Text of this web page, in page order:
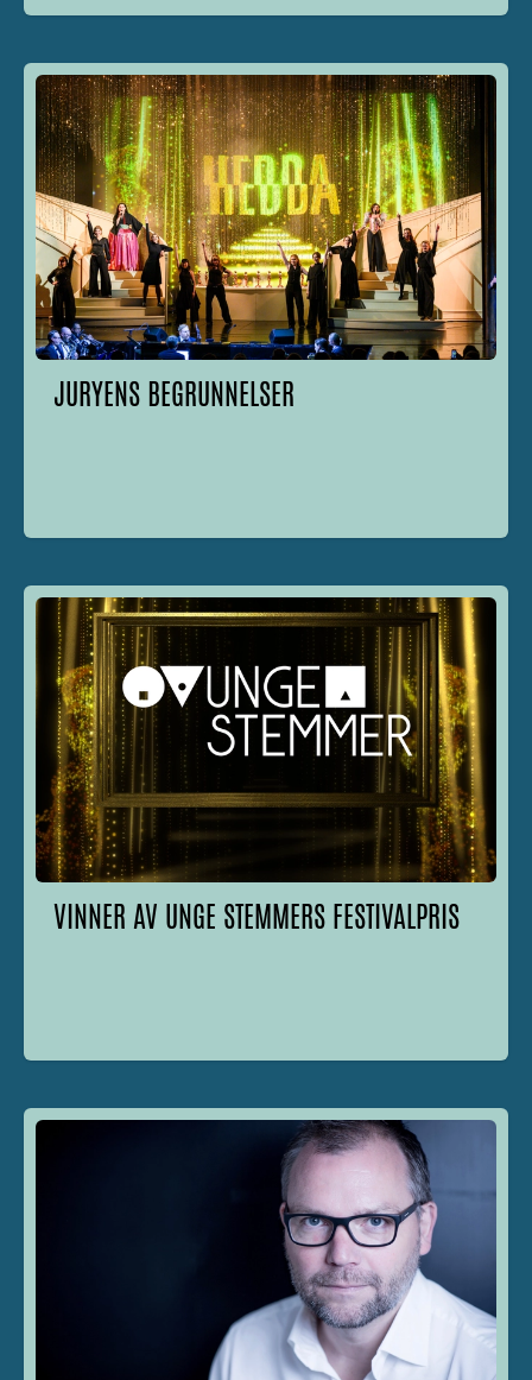
JURYENS BEGRUNNELSER
VINNER AV UNGE STEMMERS FESTIVALPRIS